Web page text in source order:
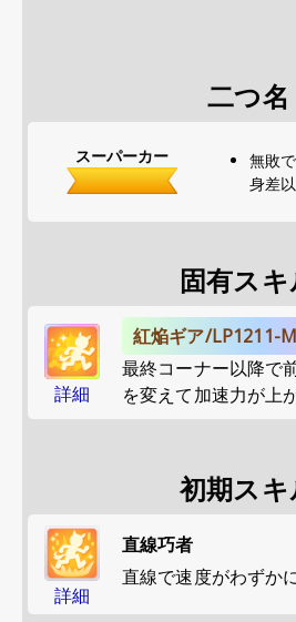
二つ名
スーパーカー
無敗
身差
固有ス
詳細
紅焔ギア/LP1211-M
最終コーナー以降で
を変えて加速力が上
初期ス
詳細
直線巧者
直線で速度がわずか